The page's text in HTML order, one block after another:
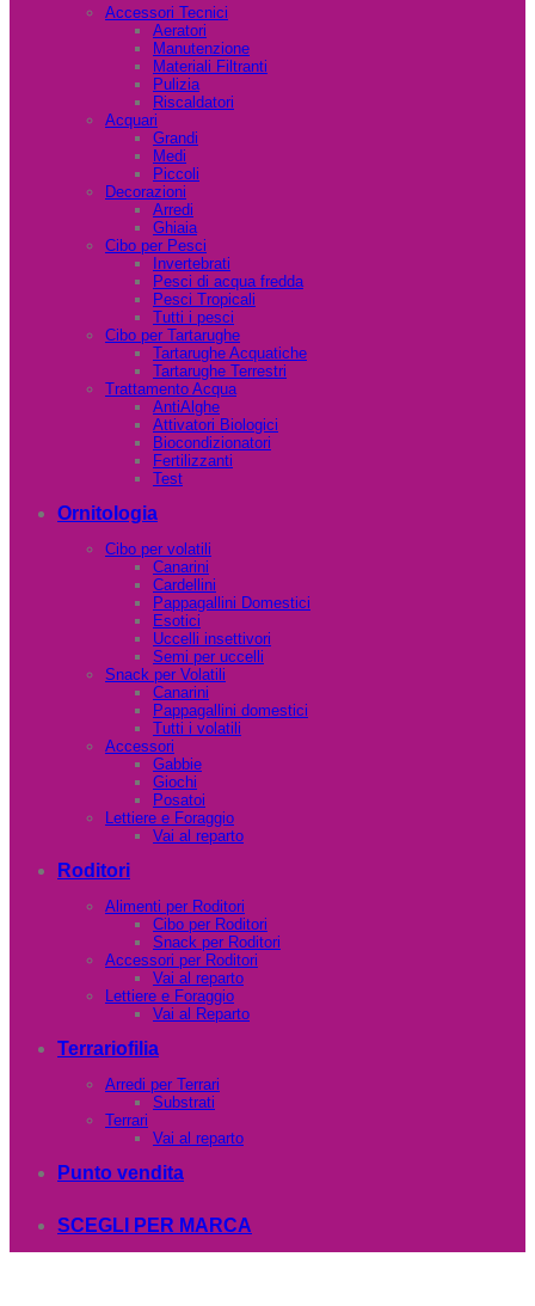
Accessori Tecnici
Aeratori
Manutenzione
Materiali Filtranti
Pulizia
Riscaldatori
Acquari
Grandi
Medi
Piccoli
Decorazioni
Arredi
Ghiaia
Cibo per Pesci
Invertebrati
Pesci di acqua fredda
Pesci Tropicali
Tutti i pesci
Cibo per Tartarughe
Tartarughe Acquatiche
Tartarughe Terrestri
Trattamento Acqua
AntiAlghe
Attivatori Biologici
Biocondizionatori
Fertilizzanti
Test
Ornitologia
Cibo per volatili
Canarini
Cardellini
Pappagallini Domestici
Esotici
Uccelli insettivori
Semi per uccelli
Snack per Volatili
Canarini
Pappagallini domestici
Tutti i volatili
Accessori
Gabbie
Giochi
Posatoi
Lettiere e Foraggio
Vai al reparto
Roditori
Alimenti per Roditori
Cibo per Roditori
Snack per Roditori
Accessori per Roditori
Vai al reparto
Lettiere e Foraggio
Vai al Reparto
Terrariofilia
Arredi per Terrari
Substrati
Terrari
Vai al reparto
Punto vendita
SCEGLI PER MARCA